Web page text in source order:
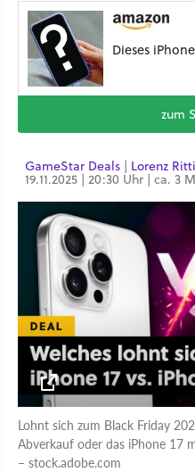
Dieses
zum
GameStar Deals | Lorenz
19.11.2025 | 20:30 Uhr | ca. 3
Lohnt sich zum Black Friday
Abverkauf oder das iPhone 17
– stock.adobe.com